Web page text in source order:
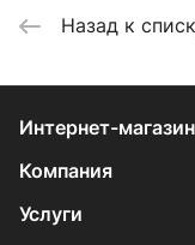
Назад к
Интернет-магазин
Компания
Услуги